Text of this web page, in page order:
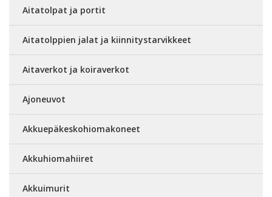
Aitatolpat ja portit
Aitatolppien jalat ja kiinnitystarvikkeet
Aitaverkot ja koiraverkot
Ajoneuvot
Akkuepäkeskohiomakoneet
Akkuhiomahiiret
Akkuimurit